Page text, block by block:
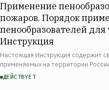
Применение
пожаров. Порядок
пенообразователей
Инструкция
Настоящая Инструкция содержит
применяемых на территории
классификацию, назначение и
ДЕЙСТВУЕТ